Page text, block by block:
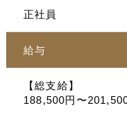
正社員
給与
【総支給】
188,500円〜